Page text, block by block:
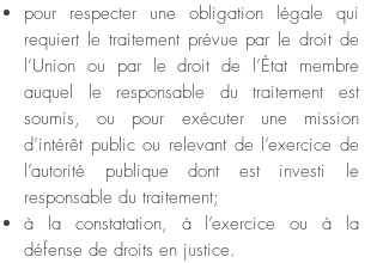
pour respecter une obligation légale qui
requiert le traitement prévue par le droit de
l’Union ou par le droit de l’État membre
auquel le responsable du traitement est
soumis, ou pour exécuter une mission
d’intérêt public ou relevant de l’exercice de
l’autorité publique dont est investi le
responsable du traitement;
à la constatation, à l’exercice ou à la
défense de droits en justice.